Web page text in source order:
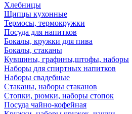
Хлебницы
Щипцы кухонные
Термосы, термокружки
Посуда для напитков
Бокалы, кружки для пива
Бокалы, стаканы
Кувшины, графины,штофы, наборы
Наборы для спиртных напитков
Наборы свадебные
Стаканы, наборы стаканов
Стопки, рюмки, наборы стопок
Посуда чайно-кофейная